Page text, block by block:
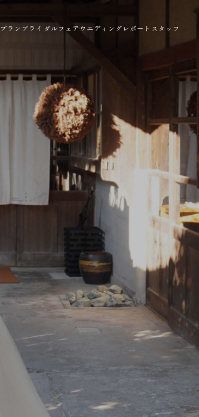
プラン ブライダルフェア ウエディングレポート スタッフ